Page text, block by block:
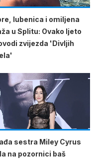
lubenica i omiljena
u Splitu: Ovako ljeto
zvijezda 'Divljih
sestra Miley Cyrus
na pozornici baš